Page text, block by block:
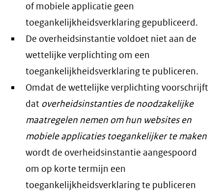
of mobiele applicatie geen
toegankelijkheidsverklaring gepubliceerd.
De overheidsinstantie voldoet niet aan de
wettelijke verplichting om een
toegankelijkheidsverklaring te publiceren.
Omdat de wettelijke verplichting voorschrijft
dat overheidsinstanties de noodzakelijke
maatregelen nemen om hun websites en
mobiele applicaties toegankelijker te maken
wordt de overheidsinstantie aangespoord
om op korte termijn een
toegankelijkheidsverklaring te publiceren